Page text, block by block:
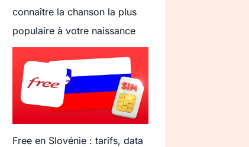
connaître la chanson la plus
populaire à votre naissance
Free en Slovénie : tarifs, data